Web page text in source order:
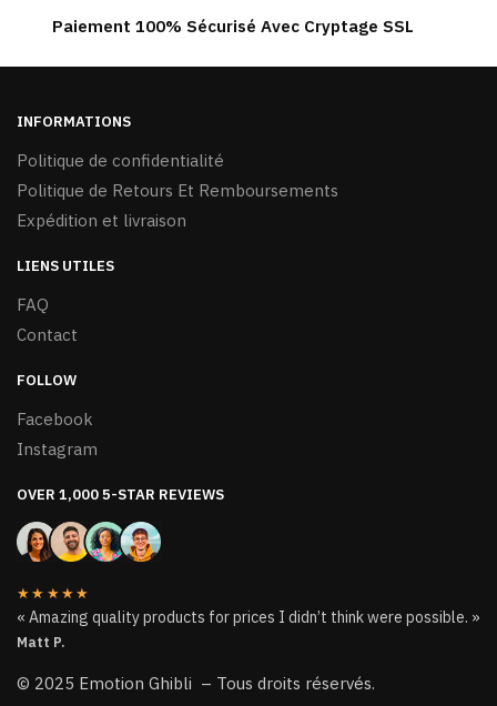
Paiement 100% Sécurisé Avec Cryptage SSL
INFORMATIONS
Politique de confidentialité
Politique de Retours Et Remboursements
Expédition et livraison
LIENS UTILES
FAQ
Contact
FOLLOW
Facebook
Instagram
OVER 1,000 5-STAR REVIEWS
★★★★★
« Amazing quality products for prices I didn’t think were possible. »
Matt P.
© 2025 Emotion Ghibli – Tous droits réservés.